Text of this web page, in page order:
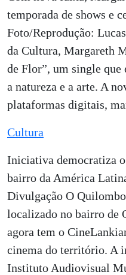
temporada de shows e
Foto/Reprodução:
da Cultura, Margareth
de Flor”, um single
a natureza e a arte. A
plataformas digitais,
Cultura
Iniciativa democratiza
bairro da América
Divulgação O
localizado no bairro de
agora tem o
cinema do território. A
Instituto Audiovisual